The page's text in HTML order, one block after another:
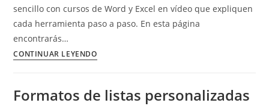
sencillo con cursos de Word y Excel en vídeo que expliquen
cada herramienta paso a paso. En esta página
encontrarás…
CONTINUAR LEYENDOCursos
y
Formatos de listas personalizadas